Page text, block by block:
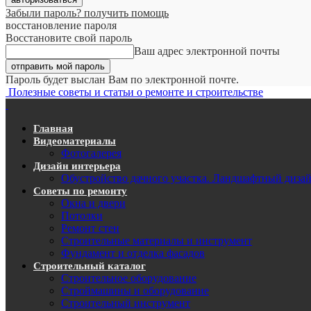
Забыли пароль? получить помощь
восстановление пароля
Восстановите свой пароль
Ваш адрес электронной почты
Пароль будет выслан Вам по электронной почте.
Полезные советы и статьи о ремонте и строительстве
Главная
Видеоматериалы
Фотогалерея
Дизайн интерьера
Обустройство дачного участка. Ландшафтный
Советы по ремонту
Окна и двери
Потолки
Ремонт стен
Строительные материалы и инструмент
Фундамент и отделка фасадов
Строительный каталог
Строительное оборудование
Строймашины и оборудование
Строительный инструмент